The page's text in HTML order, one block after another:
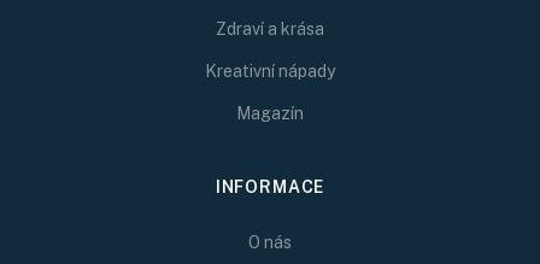
Zdraví a krása
Kreativní nápady
Magazín
INFORMACE
O nás